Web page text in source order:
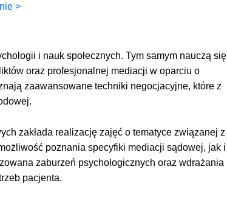
>
i nauk społecznych. Tym samym nauczą się
oraz profesjonalnej mediacji w oparciu o
zaawansowane techniki negocjacyjne, które z
zakłada realizację zajęć o tematyce związanej z
poznania specyfiki mediacji sądowej, jak i
zaburzeń psychologicznych oraz wdrażania
pacjenta.